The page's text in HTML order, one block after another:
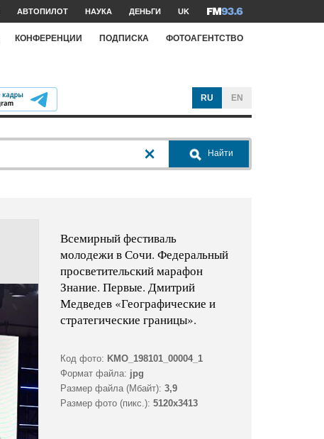
АВТОПИЛОТ НАУКА ДЕНЬГИ UK
КОНФЕРЕНЦИИ ПОДПИСКА ФОТОАГЕНТСТВО
RU EN
Найти
Всемирный фестиваль
молодежи в Сочи. Федеральный
просветительский марафон
Знание. Первые. Дмитрий
Медведев «Географические и
стратегические границы».
Код фото: KMO_198101_00004_1
Формат файла: jpg
Размер файла (Мбайт): 3,9
Размер фото (пикс.): 5120x3413